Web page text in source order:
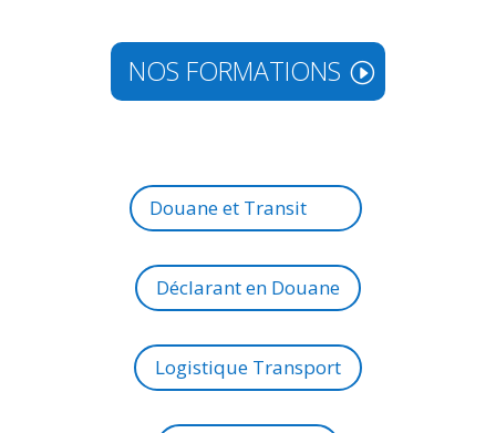
NOS FORMATIONS
Douane et Transit
Déclarant en Douane
Logistique Transport